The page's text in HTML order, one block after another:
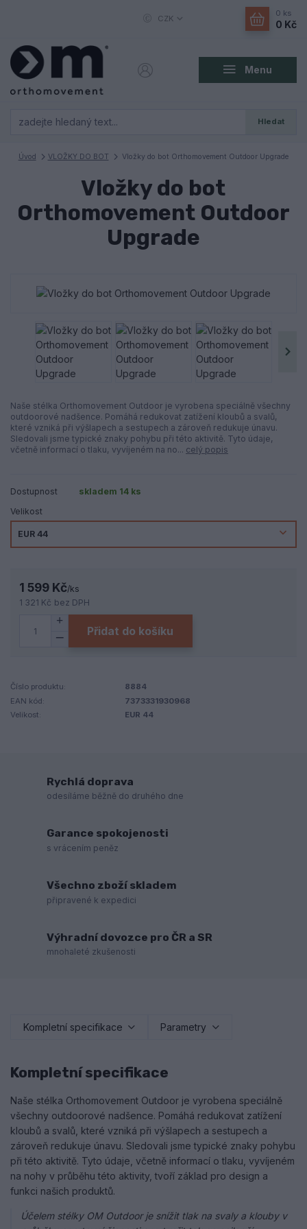
Menu
CZK
Hledat
0 ks
0 Kč
Úvod VLOŽKY DO BOT Vložky do bot Orthomovement Outdoor Upgrade
Vložky do bot
Orthomovement Outdoor
Upgrade
Naše stélka Orthomovement Outdoor je vyrobena speciálně všechny
outdoorové nadšence. Pomáhá redukovat zatížení kloubů a svalů,
které vzniká při výšlapech a sestupech a zároveň redukuje únavu.
Sledovali jsme typické znaky pohybu při této aktivitě. Tyto údaje,
včetně informací o tlaku, vyvíjeném na no... celý popis
Dostupnost
skladem 14 ks
Velikost
1 599 Kč/ks
1 321 Kč bez DPH
Přidat do košíku
Číslo produktu:
8884
EAN kód:
7373331930968
Velikost:
EUR 44
Rychlá doprava
odesíláme běžně do druhého dne
Garance spokojenosti
s vrácením peněz
Všechno zboží skladem
připravené k expedici
Výhradní dovozce pro ČR a SR
mnohaleté zkušenosti
Kompletní specifikace Parametry
Kompletní specifikace
Naše stélka Orthomovement Outdoor je vyrobena speciálně
všechny outdoorové nadšence. Pomáhá redukovat zatížení
kloubů a svalů, které vzniká při výšlapech a sestupech a
zároveň redukuje únavu. Sledovali jsme typické znaky pohybu
při této aktivitě. Tyto údaje, včetně informací o tlaku, vyvíjeném
na nohy v průběhu této aktivity, tvoří základ pro design a
funkci našich produktů.
Účelem stélky OM Outdoor je snížit tlak na svaly a klouby v